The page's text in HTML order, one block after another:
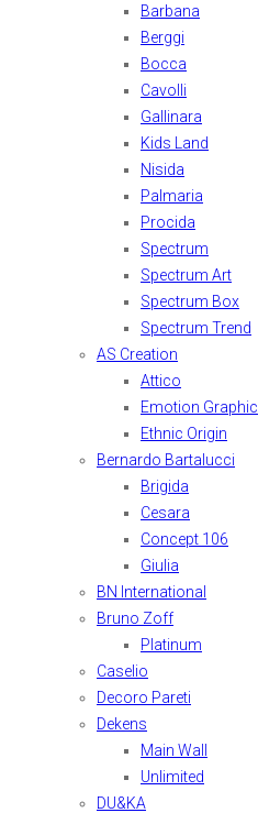
Barbana
Berggi
Bocca
Cavolli
Gallinara
Kids Land
Nisida
Palmaria
Procida
Spectrum
Spectrum Art
Spectrum Box
Spectrum Trend
AS Creation
Attico
Emotion Graphic
Ethnic Origin
Bernardo Bartalucci
Brigida
Cesara
Concept 106
Giulia
BN International
Bruno Zoff
Platinum
Caselio
Decoro Pareti
Dekens
Main Wall
Unlimited
DU&KA